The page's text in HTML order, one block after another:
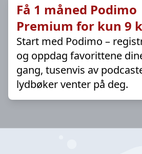
Få 1 måned Podimo
Premium for kun 9
Start med Podimo –
og oppdag favorittene
gang, tusenvis av
lydbøker venter på deg.